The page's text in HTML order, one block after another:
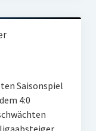
Saisonspiel
4:0